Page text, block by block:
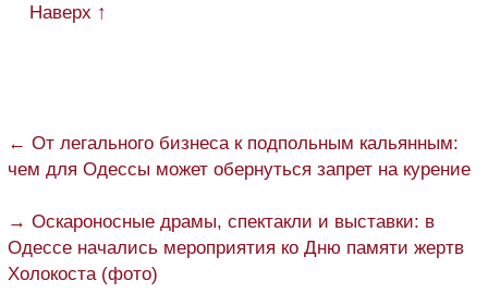
Наверх ↑
← От легального бизнеса к подпольным кальянным:
чем для Одессы может обернуться запрет на курение
→ Оскароносные драмы, спектакли и выставки: в
Одессе начались мероприятия ко Дню памяти жертв
Холокоста (фото)